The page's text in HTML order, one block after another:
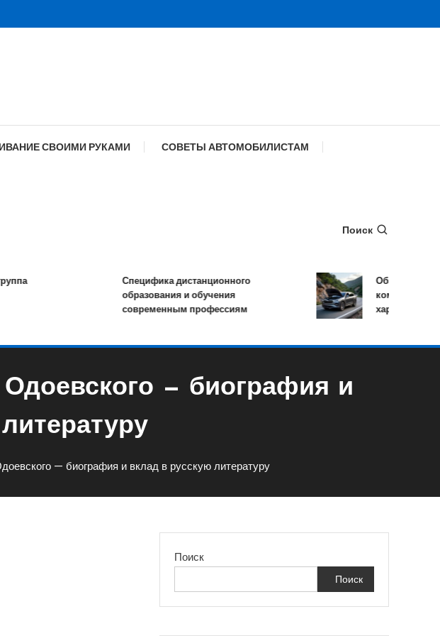
СВОИМИ РУКАМИ СОВЕТЫ АВТОМОБИЛИСТАМ
Поиск
Специфика дистанционного
образования и обучения
современным профессиям
Обзор TANK 500:
комплектации и
характеристики
— биография и
— биография и вклад в русскую литературу
Поиск
Поиск